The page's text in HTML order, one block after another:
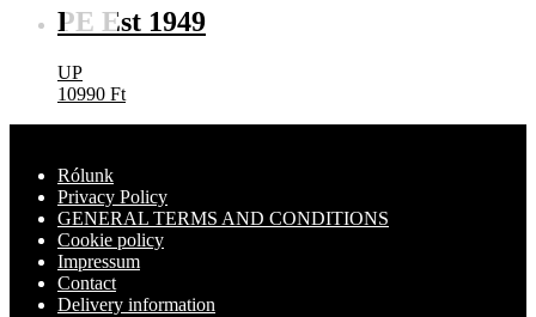
PE Est 1949
UP
10990 Ft
Rólunk
Privacy Policy
GENERAL TERMS AND CONDITIONS
Cookie policy
Impressum
Contact
Delivery information